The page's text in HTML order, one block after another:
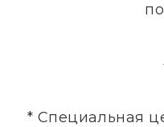
* Специальная